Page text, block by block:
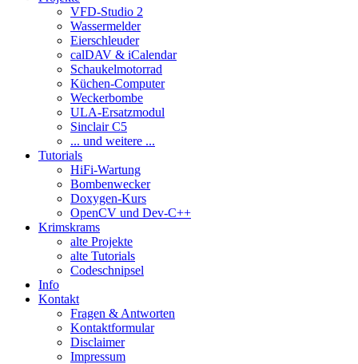
VFD-Studio 2
Wassermelder
Eierschleuder
calDAV & iCalendar
Schaukelmotorrad
Küchen-Computer
Weckerbombe
ULA-Ersatzmodul
Sinclair C5
... und weitere ...
Tutorials
HiFi-Wartung
Bombenwecker
Doxygen-Kurs
OpenCV und Dev-C++
Krimskrams
alte Projekte
alte Tutorials
Codeschnipsel
Info
Kontakt
Fragen & Antworten
Kontaktformular
Disclaimer
Impressum